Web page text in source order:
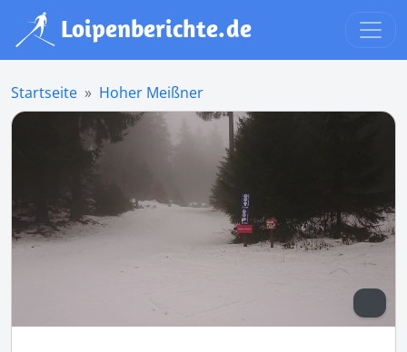
Startseite Hoher Meißner